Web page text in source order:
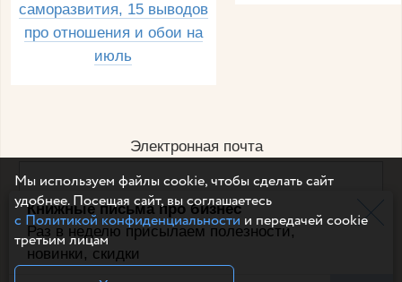
Книжные письма про бизнес
Раз в неделю присылаем полезности,
новинки, скидки
саморазвития, 15 выводов
про отношения и обои на
июль
Электронная почта
Например, dulsineya@gmail.com
Без спама и смс
Подписаться
Мы используем файлы cookie, чтобы сделать сайт
удобнее. Посещая сайт, вы соглашаетесь
с Политикой конфиденциальности и передачей cookie
третьим лицам